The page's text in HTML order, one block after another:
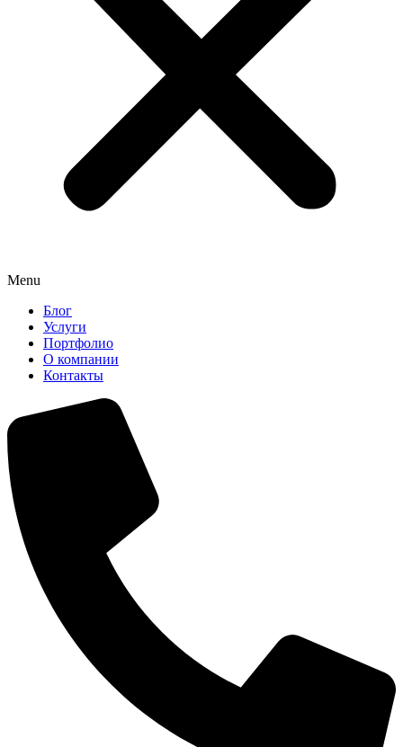
Menu
Блог
Услуги
Портфолио
О компании
Контакты